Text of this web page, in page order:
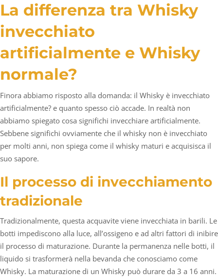
La differenza tra Whisky
invecchiato
artificialmente e Whisky
normale?
Finora abbiamo risposto alla domanda: il Whisky è invecchiato
artificialmente? e quanto spesso ciò accade. In realtà non
abbiamo spiegato cosa significhi invecchiare artificialmente.
Sebbene significhi ovviamente che il whisky non è invecchiato
per molti anni, non spiega come il whisky maturi e acquisisca il
suo sapore.
Il processo di invecchiamento
tradizionale
Tradizionalmente, questa acquavite viene invecchiata in barili. Le
botti impediscono alla luce, all’ossigeno e ad altri fattori di inibire
il processo di maturazione. Durante la permanenza nelle botti, il
liquido si trasformerà nella bevanda che conosciamo come
Whisky. La maturazione di un Whisky può durare da 3 a 16 anni.